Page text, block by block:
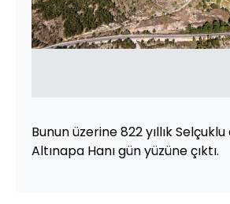
Bunun üzerine 822 yıllık
Altınapa Hanı gün yüzüne çıktı.